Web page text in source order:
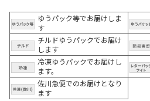
ゆうパック等でお届けしま
す
チルドゆうパックでお届け
します
冷凍ゆうパックでお届けし
ます。
佐川急便でのお届けとなり
ます